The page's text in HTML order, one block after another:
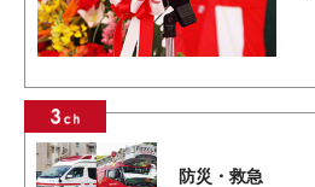
防災・救急